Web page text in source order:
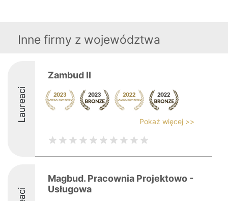
Inne firmy z województwa
Laureaci
Zambud II
Pokaż więcej >>
Magbud. Pracownia Projektowo -
Usługowa